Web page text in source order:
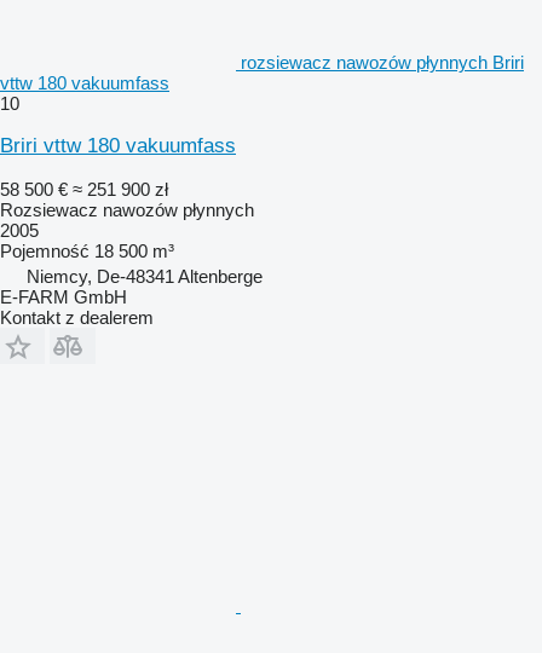
rozsiewacz nawozów płynnych Briri
vttw 180 vakuumfass
10
Briri vttw 180 vakuumfass
58 500 € ≈ 251 900 zł
Rozsiewacz nawozów płynnych
2005
Pojemność 18 500 m³
Niemcy, De-48341 Altenberge
E-FARM GmbH
Kontakt z dealerem